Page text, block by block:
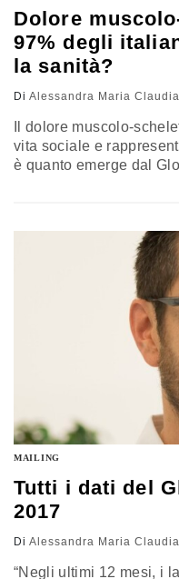
Dolore
97% degli
la sanità?
Di Alessandra Maria
Il dolore muscolo-
vita sociale e
è quanto emerge dal
muscolo-scheletrico
colpisce regolarmente il
MAILING
Tutti i dati del
2017
Di Alessandra Maria
“Negli ultimi 12 mesi, i